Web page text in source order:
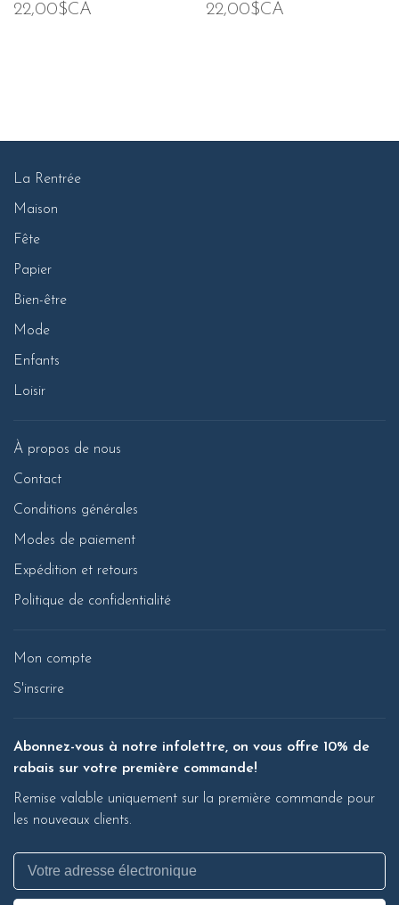
22,00$CA 22,00$CA
La Rentrée
Maison
Fête
Papier
Bien-être
Mode
Enfants
Loisir
À propos de nous
Contact
Conditions générales
Modes de paiement
Expédition et retours
Politique de confidentialité
Mon compte
S'inscrire
Abonnez-vous à notre infolettre, on vous offre 10% de
rabais sur votre première commande!
Remise valable uniquement sur la première commande pour
les nouveaux clients.